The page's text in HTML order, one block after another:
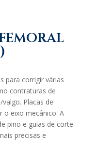
para corrigir várias
contraturas de
Placas de
o eixo mecânico. A
pino e guias de corte
precisas e